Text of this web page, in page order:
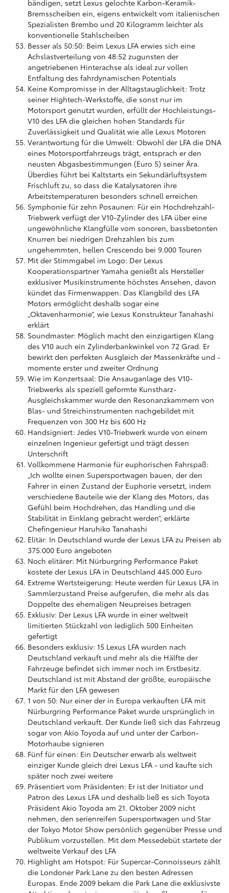
bändigen, setzt Lexus gelochte Karbon-Keramik-
Bremsscheiben ein, eigens entwickelt vom italienischen
Spezialisten Brembo und 20 Kilogramm leichter als
konventionelle Stahlscheiben
Besser als 50:50: Beim Lexus LFA erwies sich eine
Achslastverteilung von 48:52 zugunsten der
angetriebenen Hinterachse als ideal zur vollen
Entfaltung des fahrdynamischen Potentials
Keine Kompromisse in der Alltagstauglichkeit: Trotz
seiner Hightech-Werkstoffe, die sonst nur im
Motorsport genutzt wurden, erfüllt der Hochleistungs-
V10 des LFA die gleichen hohen Standards für
Zuverlässigkeit und Qualität wie alle Lexus Motoren
Verantwortung für die Umwelt: Obwohl der LFA die DNA
eines Motorsportfahrzeugs trägt, entsprach er den
neusten Abgasbestimmungen (Euro 5) seiner Ära.
Überdies führt bei Kaltstarts ein Sekundärluftsystem
Frischluft zu, so dass die Katalysatoren ihre
Arbeitstemperaturen besonders schnell erreichen
Symphonie für zehn Posaunen: Für ein Hochdrehzahl-
Triebwerk verfügt der V10-Zylinder des LFA über eine
ungewöhnliche Klangfülle vom sonoren, bassbetonten
Knurren bei niedrigen Drehzahlen bis zum
ungehemmten, hellen Crescendo bei 9.000 Touren
Mit der Stimmgabel im Logo: Der Lexus
Kooperationspartner Yamaha genießt als Hersteller
exklusiver Musikinstrumente höchstes Ansehen, davon
kündet das Firmenwappen. Das Klangbild des LFA
Motors ermöglicht deshalb sogar eine
„Oktavenharmonie“, wie Lexus Konstrukteur Tanahashi
erklärt
Soundmaster: Möglich macht den einzigartigen Klang
des V10 auch ein Zylinderbankwinkel von 72 Grad. Er
bewirkt den perfekten Ausgleich der Massenkräfte und -
momente erster und zweiter Ordnung
Wie im Konzertsaal: Die Ansauganlage des V10-
Triebwerks als speziell geformte Kunstharz-
Ausgleichskammer wurde den Resonanzkammern von
Blas- und Streichinstrumenten nachgebildet mit
Frequenzen von 300 Hz bis 600 Hz
Handsigniert: Jedes V10-Triebwerk wurde von einem
einzelnen Ingenieur gefertigt und trägt dessen
Unterschrift
Vollkommene Harmonie für euphorischen Fahrspaß:
„Ich wollte einen Supersportwagen bauen, der den
Fahrer in einen Zustand der Euphorie versetzt, indem
verschiedene Bauteile wie der Klang des Motors, das
Gefühl beim Hochdrehen, das Handling und die
Stabilität in Einklang gebracht werden“, erklärte
Chefingenieur Haruhiko Tanahashi
Elitär: In Deutschland wurde der Lexus LFA zu Preisen ab
375.000 Euro angeboten
Noch elitärer: Mit Nürburgring Performance Paket
kostete der Lexus LFA in Deutschland 445.000 Euro
Extreme Wertsteigerung: Heute werden für Lexus LFA in
Sammlerzustand Preise aufgerufen, die mehr als das
Doppelte des ehemaligen Neupreises betragen
Exklusiv: Der Lexus LFA wurde in einer weltweit
limitierten Stückzahl von lediglich 500 Einheiten
gefertigt
Besonders exklusiv: 15 Lexus LFA wurden nach
Deutschland verkauft und mehr als die Hälfte der
Fahrzeuge befindet sich immer noch im Erstbesitz.
Deutschland ist mit Abstand der größte, europäische
Markt für den LFA gewesen
1 von 50: Nur einer der in Europa verkauften LFA mit
Nürburgring Performance Paket wurde ursprünglich in
Deutschland verkauft. Der Kunde ließ sich das Fahrzeug
sogar von Akio Toyoda auf und unter der Carbon-
Motorhaube signieren
Fünf für einen: Ein Deutscher erwarb als weltweit
einziger Kunde gleich drei Lexus LFA - und kaufte sich
später noch zwei weitere
Präsentiert vom Präsidenten: Er ist der Initiator und
Patron des Lexus LFA und deshalb ließ es sich Toyota
Präsident Akio Toyoda am 21. Oktober 2009 nicht
nehmen, den serienreifen Supersportwagen und Star
der Tokyo Motor Show persönlich gegenüber Presse und
Publikum vorzustellen. Mit dem Messedebüt startete der
weltweite Verkauf des LFA
Highlight am Hotspot: Für Supercar-Connoisseurs zählt
die Londoner Park Lane zu den besten Adressen
Europas. Ende 2009 bekam die Park Lane die exklusivste